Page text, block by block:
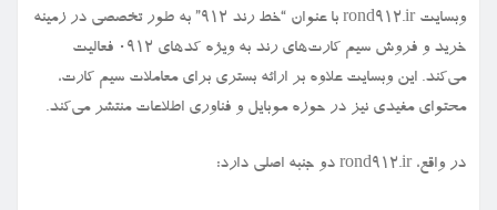
وبسایت rond912.ir با عنوان “خط رند ۹۱۲” به طور تخصصی در زمینه
خرید و فروش سیم کارت‌های رند به ویژه کدهای ۰۹۱۲ فعالیت
می‌کند. این وبسایت علاوه بر ارائه بستری برای معاملات سیم کارت،
محتوای مفیدی نیز در حوزه موبایل و فناوری اطلاعات منتشر می‌کند.
در واقع، rond912.ir دو جنبه اصلی دارد: